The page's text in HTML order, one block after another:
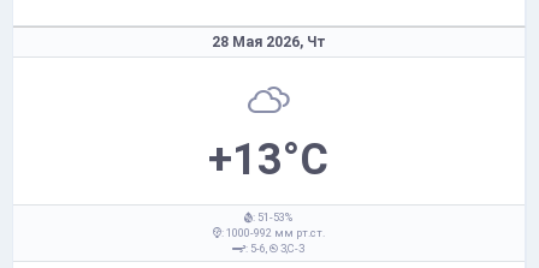
28 Мая 2026, Чт
+13°C
: 51-53%
: 1000-992 мм рт.ст.
: 5-6,
З,С-З